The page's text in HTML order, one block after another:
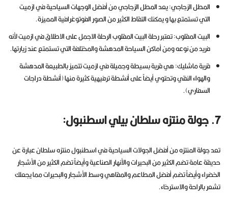
المطل الزجاجي: يعد المطل الزجاجي من أفضل الوجهات السياحية في ازميت
التي تستمتع بها و يمكنك التقاط الكثير من الصور الفوتوغرافية المميزة.
البيت المقلوب: تعتبر رحلة البيت المقلوب الرحلة الاجمل على الاطلاق في ازميت لأنه
فريد من نوعه ومن أماكن السياحة المدهشة والمختلفة التي تستمتع عند زيارتها.
قرية ماشليك: هي قرية بسيطة وجميلة في ازميت تتميز بالطبيعة المدهشة
والهواء النقي وتحتوي أيضاً على أنشطة ترفيهية كثيرة منها (أنشطة دراجات
السفاري).
7. جولة منتزه سلطان بيلي اسطنبول:
تعد جولة المنتزه من أفضل الجولات السياحية في اسطنبول منتزه سلطان عبارة عن
حديقة عامة تضم الكثير من البحيرات والأنهار الصناعية وأيضاً تضم الكثير من الأشجار
الخضراء وأيضاً تضم أفضل المطاعم والمقاهي وسط الأشجار والبحيرات مما يجعلك
تشعر بالراحة والاسترخاء.